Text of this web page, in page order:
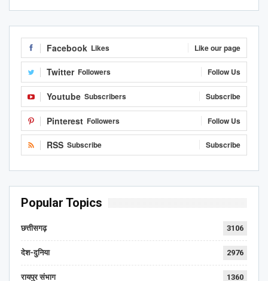
Facebook Likes Like our page
Twitter Followers Follow Us
Youtube Subscribers Subscribe
Pinterest Followers Follow Us
RSS Subscribe Subscribe
Popular Topics
छत्तीसगढ़ 3106
देश-दुनिया 2976
रायपुर संभाग 1360